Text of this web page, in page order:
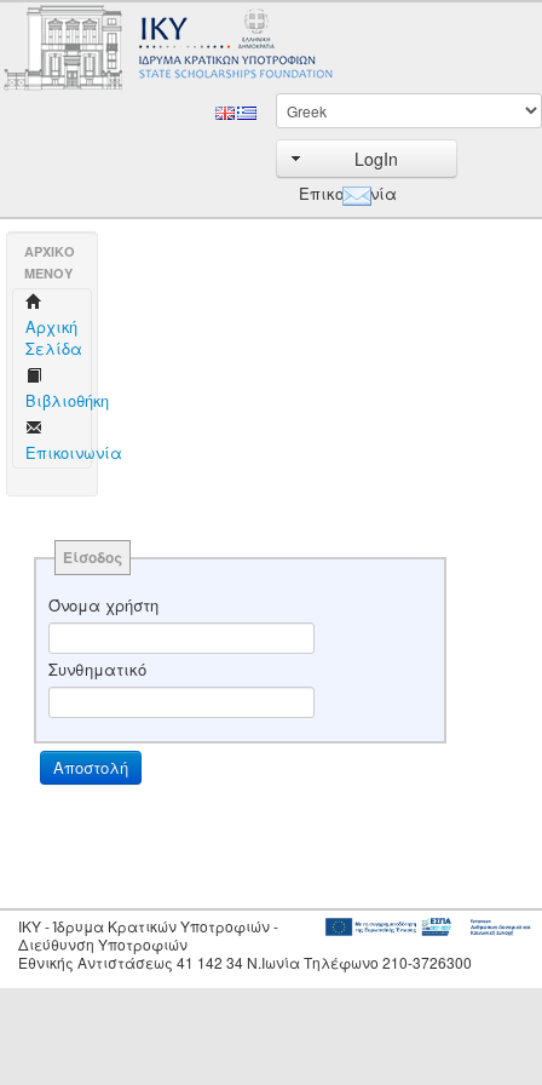
LogIn
Επικοινωνία
AΡΧΙΚΟ
ΜΕΝΟΥ
Aρχική
Σελίδα
Βιβλιοθήκη
Επικοινωνία
Είσοδος
Όνομα χρήστη
Συνθηματικό
IKY - Ίδρυμα Κρατικών Υποτροφιών -
Διεύθυνση Υποτροφιών
Εθνικής Αντιστάσεως 41 142 34 Ν.Ιωνία Τηλέφωνο 210-3726300